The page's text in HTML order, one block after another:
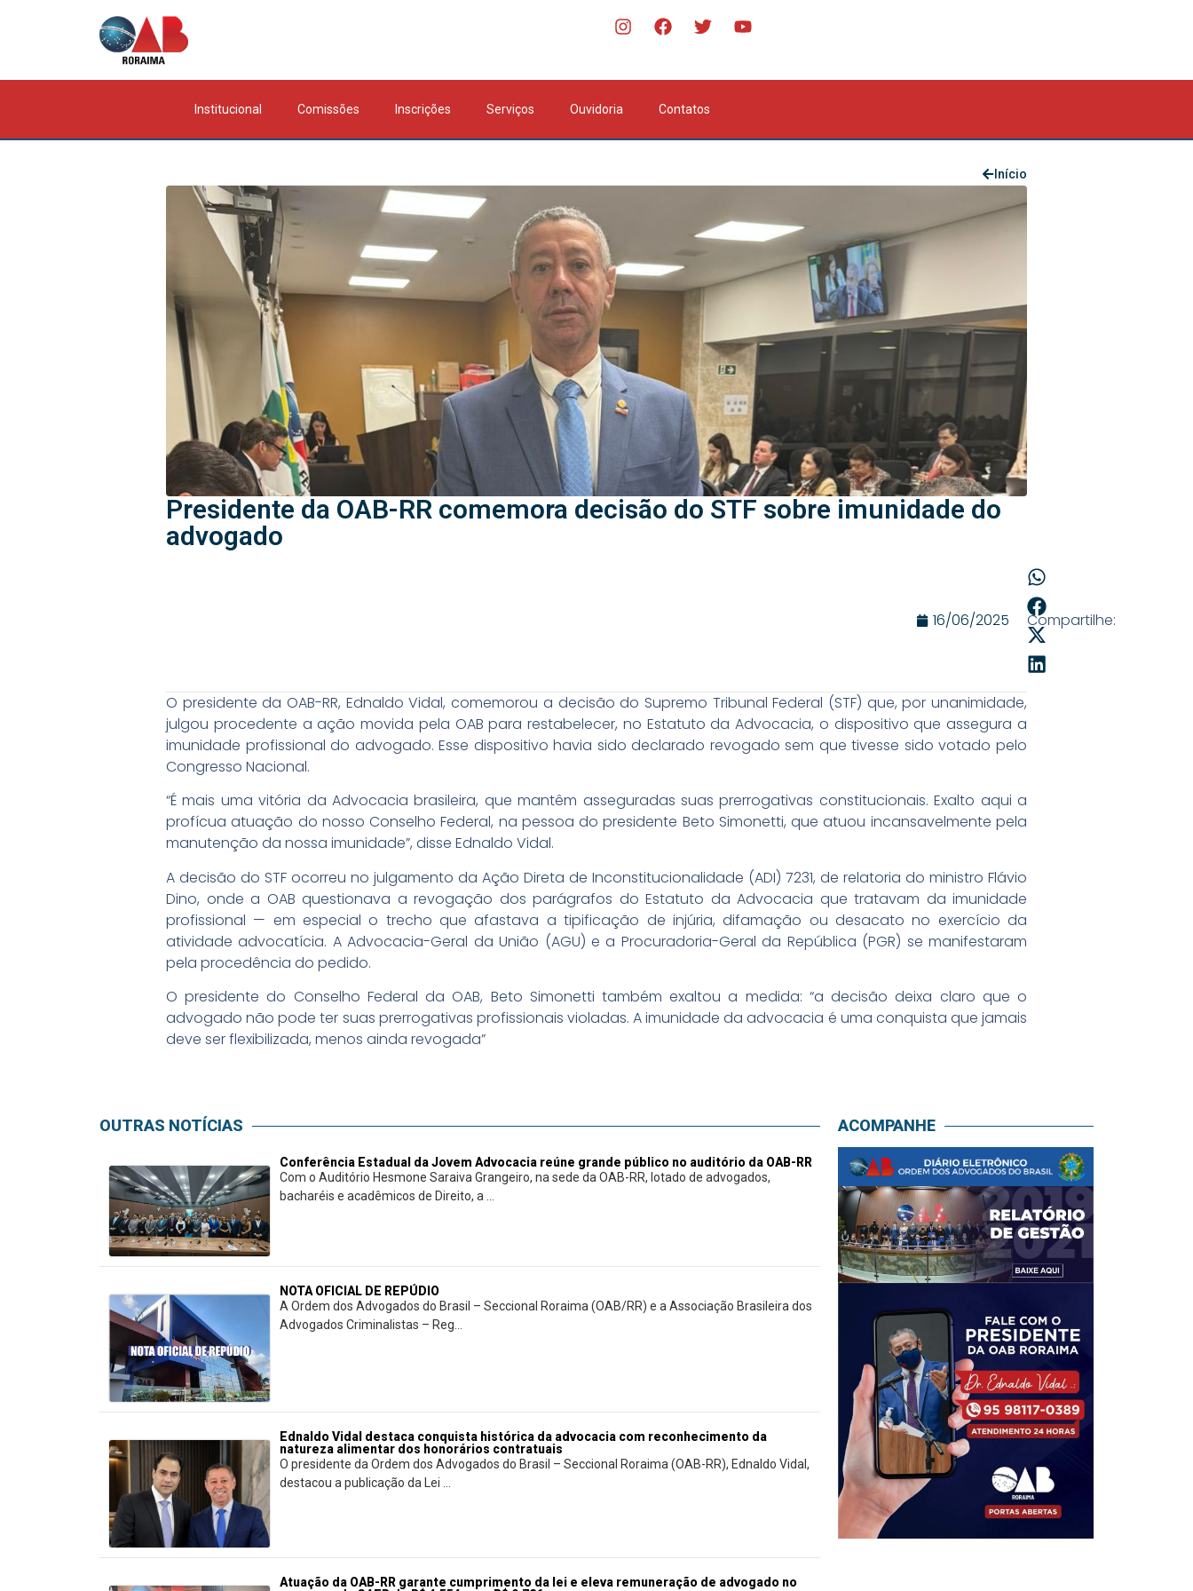
Institucional Comissões Inscrições Serviços Ouvidoria Contatos
Início
Presidente da OAB-RR comemora decisão do STF sobre imunidade do
advogado
16/06/2025 Compartilhe:
O presidente da OAB-RR, Ednaldo Vidal, comemorou a decisão do Supremo Tribunal Federal (STF) que, por unanimidade,
julgou procedente a ação movida pela OAB para restabelecer, no Estatuto da Advocacia, o dispositivo que assegura a
imunidade profissional do advogado. Esse dispositivo havia sido declarado revogado sem que tivesse sido votado pelo
Congresso Nacional.
“É mais uma vitória da Advocacia brasileira, que mantêm asseguradas suas prerrogativas constitucionais. Exalto aqui a
profícua atuação do nosso Conselho Federal, na pessoa do presidente Beto Simonetti, que atuou incansavelmente pela
manutenção da nossa imunidade”, disse Ednaldo Vidal.
A decisão do STF ocorreu no julgamento da Ação Direta de Inconstitucionalidade (ADI) 7231, de relatoria do ministro Flávio
Dino, onde a OAB questionava a revogação dos parágrafos do Estatuto da Advocacia que tratavam da imunidade
profissional — em especial o trecho que afastava a tipificação de injúria, difamação ou desacato no exercício da
atividade advocatícia. A Advocacia-Geral da União (AGU) e a Procuradoria-Geral da República (PGR) se manifestaram
pela procedência do pedido.
O presidente do Conselho Federal da OAB, Beto Simonetti também exaltou a medida: “a decisão deixa claro que o
advogado não pode ter suas prerrogativas profissionais violadas. A imunidade da advocacia é uma conquista que jamais
deve ser flexibilizada, menos ainda revogada”
OUTRAS NOTÍCIAS
Conferência Estadual da Jovem Advocacia reúne grande público no auditório da OAB-RR
Com o Auditório Hesmone Saraiva Grangeiro, na sede da OAB-RR, lotado de advogados,
bacharéis e acadêmicos de Direito, a ...
NOTA OFICIAL DE REPÚDIO
A Ordem dos Advogados do Brasil – Seccional Roraima (OAB/RR) e a Associação Brasileira dos
Advogados Criminalistas – Reg...
Ednaldo Vidal destaca conquista histórica da advocacia com reconhecimento da
natureza alimentar dos honorários contratuais
O presidente da Ordem dos Advogados do Brasil – Seccional Roraima (OAB-RR), Ednaldo Vidal,
destacou a publicação da Lei ...
Atuação da OAB-RR garante cumprimento da lei e eleva remuneração de advogado no
ACOMPANHE